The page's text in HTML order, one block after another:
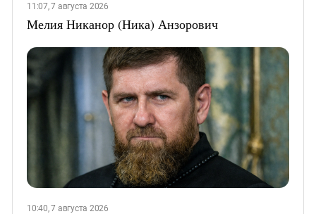
11:07, 7 августа 2026
Мелия Никанор (Ника) Анзорович
10:40, 7 августа 2026